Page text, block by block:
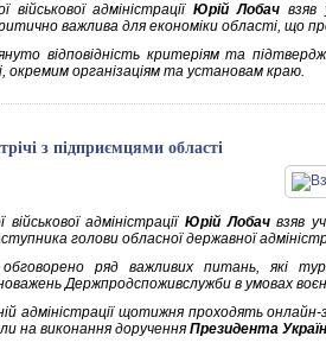
адміністраціїЮрій Лобач взяв
важлива для економіки області, що
відповідність критеріям та
окремим організаціям та установам краю.
з підприємцями області
адміністраціїЮрій Лобачвзяв
голови обласної державної
ряд важливих питань, які
Держпродспоживслужби в умовах
адміністрації щотижня проходять
на виконання доручення Президента